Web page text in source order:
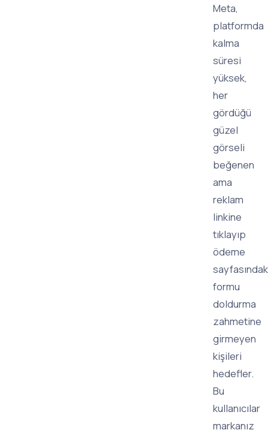
Meta,
platformda
kalma
süresi
yüksek,
her
gördüğü
güzel
görseli
beğenen
ama
reklam
linkine
tıklayıp
ödeme
formu
doldurma
zahmetine
girmeyen
kişileri
hedefler.
Bu
kullanıcılar
markanız